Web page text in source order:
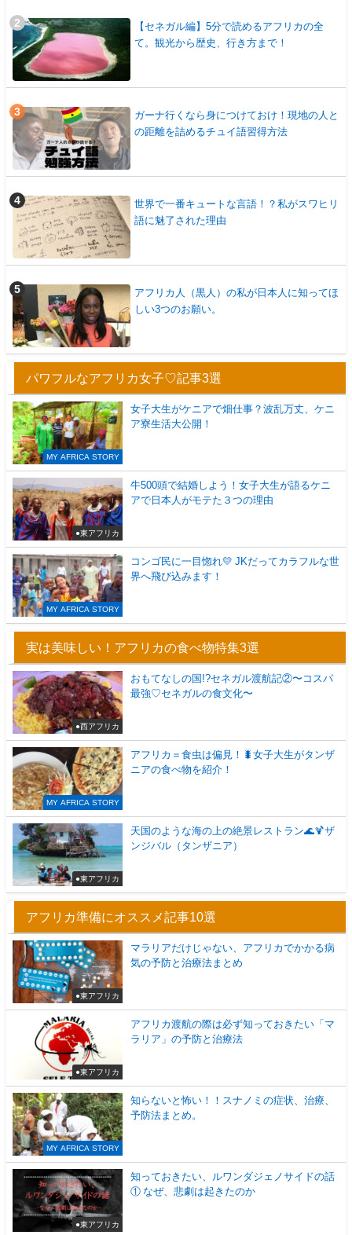
【セネガル編】5分で読めるアフリカの全
て。観光から歴史、行き方まで！
ガーナ行くなら身につけておけ！現地の人と
の距離を詰めるチュイ語習得方法
世界で一番キュートな言語！？私がスワヒリ
語に魅了された理由
アフリカ人（黒人）の私が日本人に知ってほ
しい3つのお願い。
パワフルなアフリカ女子♡記事3選
MY AFRICA STORY
女子大生がケニアで畑仕事？波乱万丈、ケニ
ア寮生活大公開！
●東アフリカ
牛500頭で結婚しよう！女子大生が語るケニ
アで日本人がモテた３つの理由
MY AFRICA STORY
コンゴ民に一目惚れ💛 JKだってカラフルな世
界へ飛び込みます！
実は美味しい！アフリカの食べ物特集3選
●西アフリカ
おもてなしの国!?セネガル渡航記②〜コスパ
最強♡セネガルの食文化〜
MY AFRICA STORY
アフリカ＝食虫は偏見！🐛女子大生がタンザ
ニアの食べ物を紹介！
●東アフリカ
天国のような海の上の絶景レストラン🌊🍹ザ
ンジバル（タンザニア）
アフリカ準備にオススメ記事10選
●東アフリカ
マラリアだけじゃない、アフリカでかかる病
気の予防と治療法まとめ
●東アフリカ
アフリカ渡航の際は必ず知っておきたい「マ
ラリア」の予防と治療法
MY AFRICA STORY
知らないと怖い！！スナノミの症状、治療、
予防法まとめ。
●東アフリカ
知っておきたい、ルワンダジェノサイドの話
① なぜ、悲劇は起きたのか